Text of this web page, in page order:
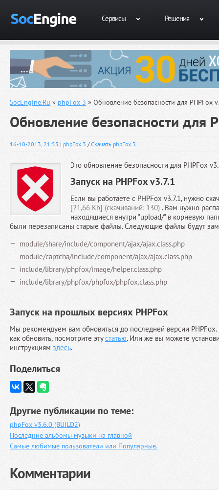
Сервисы Решения
SocEngine.Ru » phpFox 3 » Обновление безопасности для PHPFox
Обновление безопасности для
16-10-2013, 21:55 | phpFox 3 /Скачать phpFox 3
Это обновление безопасности для PHPFox
Запуск на PHPFox v3.7.1
Если вы работаете с PHPFox v3.7.1, нужно
[21,66 Kb] (cкачиваний: 130) . Вам нужно
находящиеся внутри "upload/" в корневую
были перезаписаны старые файлы. Следующие файлы будут
module/share/include/component/ajax/ajax.class.php
module/captcha/include/component/ajax/ajax.class.php
include/library/phpfox/image/helper.class.php
include/library/phpfox/phpfox/phpfox.class.php
Запуск на прошлых версиях PHPFox
Мы рекомендуем вам обновиться до последней версии
как обновить, посмотрите этустатью. Или же вы можете
инструкциям здесь.
Поделиться
Другие публикации по теме:
phpFox v3.6.0 (BUILD2)
Последние альбомы музыки на главной
Самые любимые пользователи или Популярные.
Комментарии